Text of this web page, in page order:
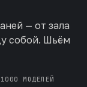
— от зала
собой. Шьём
МОДЕЛЕЙ